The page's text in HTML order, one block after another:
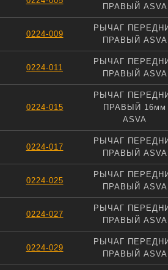
ПРАВЫЙ ASVA
0224-009
РЫЧАГ
ПРАВЫЙ ASVA
0224-011
РЫЧАГ
ПРАВЫЙ ASVA
0224-015
РЫЧАГ
ПРАВЫЙ 16мм
ASVA
0224-017
РЫЧАГ
ПРАВЫЙ ASVA
0224-025
РЫЧАГ
ПРАВЫЙ ASVA
0224-027
РЫЧАГ
ПРАВЫЙ ASVA
0224-029
РЫЧАГ
ПРАВЫЙ ASVA